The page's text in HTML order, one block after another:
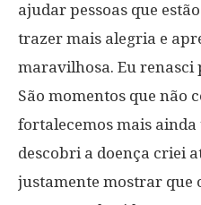
ajudar pessoas que
trazer mais alegria e
maravilhosa. Eu renasci
São momentos que não
fortalecemos mais
descobri a doença criei
justamente mostrar que